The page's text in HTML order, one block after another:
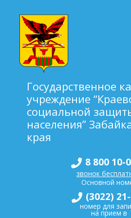
Государственное
учреждение
социальной
населения”
края
8 800 10-
звонок
Основной
(3022)
номер для
на прием в